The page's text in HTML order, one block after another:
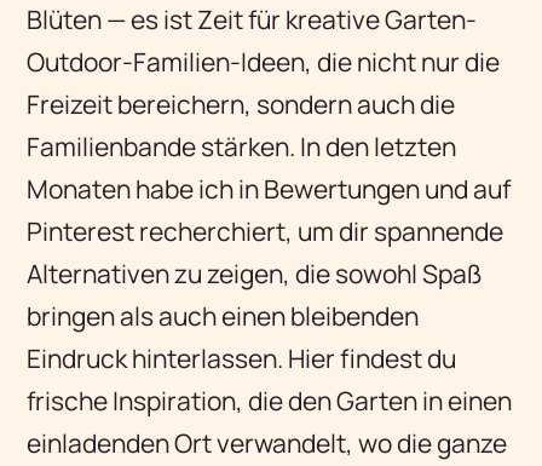
Blüten — es ist Zeit für kreative Garten-
Outdoor-Familien-Ideen, die nicht nur die
Freizeit bereichern, sondern auch die
Familienbande stärken. In den letzten
Monaten habe ich in Bewertungen und auf
Pinterest recherchiert, um dir spannende
Alternativen zu zeigen, die sowohl Spaß
bringen als auch einen bleibenden
Eindruck hinterlassen. Hier findest du
frische Inspiration, die den Garten in einen
einladenden Ort verwandelt, wo die ganze